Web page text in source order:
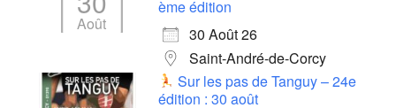
Août
ème édition
30 Août 26
Saint-André-de-Corcy
Sur les pas de Tanguy – 24e
édition : 30 août